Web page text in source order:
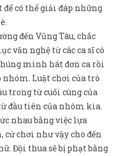
có thể giải đáp những
đến Vũng Tàu, chắc
văn nghệ từ các ca sĩ có
mình hát đơn ca rồi
Luật chơi của trò
trong từ cuối cùng của
đầu tiên của nhóm kia.
nhau bằng việc lựa
chơi như vậy cho đến
Đội thua sẽ bị phạt bằng